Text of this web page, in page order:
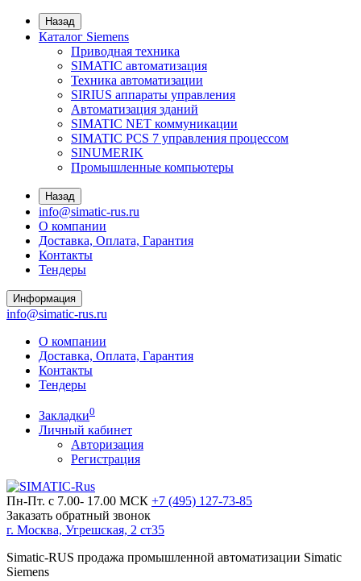
Назад
Каталог Siemens
Приводная техника
SIMATIC автоматизация
Техника автоматизации
SIRIUS аппараты управления
Автоматизация зданий
SIMATIC NET коммуникации
SIMATIC PCS 7 управления процессом
SINUMERIK
Промышленные компьютеры
Назад
info@simatic-rus.ru
О компании
Доставка, Оплата, Гарантия
Контакты
Тендеры
Информация
info@simatic-rus.ru
О компании
Доставка, Оплата, Гарантия
Контакты
Тендеры
Закладки0
Личный кабинет
Авторизация
Регистрация
Пн-Пт. с 7.00- 17.00 МСК +7 (495) 127-73-85
Заказать обратный звонок
г. Москва, Угрешская, 2 ст35
Simatic-RUS продажа промышленной автоматизации Simatic
Siemens